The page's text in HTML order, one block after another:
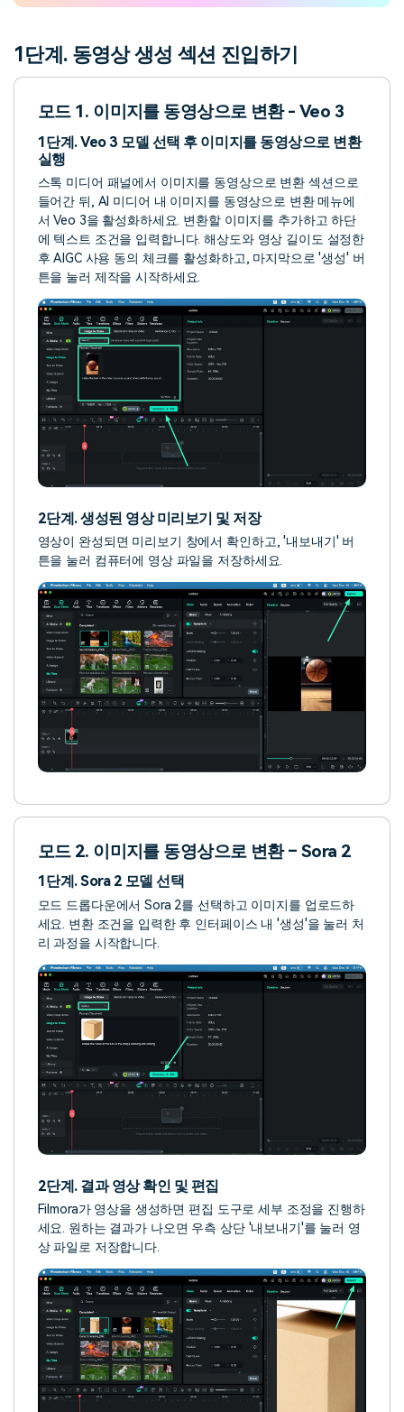
1단계. 동영상 생성 섹션 진입하기
모드 1. 이미지를 동영상으로 변환 - Veo 3
1단계. Veo 3 모델 선택 후 이미지를 동영상으로 변환
실행
스톡 미디어 패널에서 이미지를 동영상으로 변환 섹션으로
들어간 뒤, AI 미디어 내 이미지를 동영상으로 변환 메뉴에
서 Veo 3을 활성화하세요. 변환할 이미지를 추가하고 하단
에 텍스트 조건을 입력합니다. 해상도와 영상 길이도 설정한
후 AIGC 사용 동의 체크를 활성화하고, 마지막으로 '생성' 버
튼을 눌러 제작을 시작하세요.
2단계. 생성된 영상 미리보기 및 저장
영상이 완성되면 미리보기 창에서 확인하고, '내보내기' 버
튼을 눌러 컴퓨터에 영상 파일을 저장하세요.
모드 2. 이미지를 동영상으로 변환 – Sora 2
1단계. Sora 2 모델 선택
모드 드롭다운에서 Sora 2를 선택하고 이미지를 업로드하
세요. 변환 조건을 입력한 후 인터페이스 내 '생성'을 눌러 처
리 과정을 시작합니다.
2단계. 결과 영상 확인 및 편집
Filmora가 영상을 생성하면 편집 도구로 세부 조정을 진행하
세요. 원하는 결과가 나오면 우측 상단 '내보내기'를 눌러 영
상 파일로 저장합니다.